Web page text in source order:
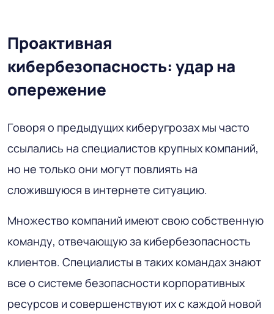
Проактивная
кибербезопасность: удар на
опережение
Говоря о предыдущих киберугрозах мы часто
ссылались на специалистов крупных компаний,
но не только они могут повлиять на
сложившуюся в интернете ситуацию.
Множество компаний имеют свою собственную
команду, отвечающую за кибербезопасность
клиентов. Специалисты в таких командах знают
все о системе безопасности корпоративных
ресурсов и совершенствуют их с каждой новой